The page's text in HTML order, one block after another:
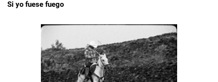
Si yo fuese fuego